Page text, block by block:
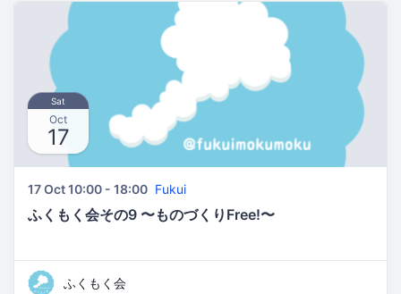
Sat
Oct
17
17 Oct 10:00 - 18:00 Fukui
ふくもく会その9 〜ものづくりFree!〜
ふくもく会